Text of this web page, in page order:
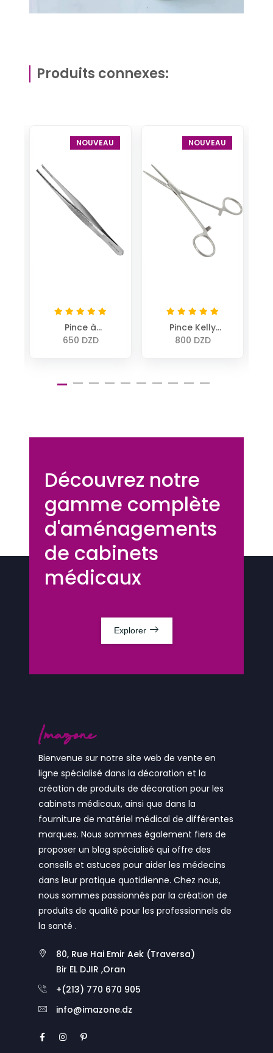
Produits connexes:
NOUVEAU
Pince à
dissection fine
650 DZD
NOUVEAU
Pince Kelly
droite 14cm
800 DZD
Découvrez notre
gamme complète
d'aménagements
de cabinets
médicaux
Explorer
Bienvenue sur notre site web de vente en
ligne spécialisé dans la décoration et la
création de produits de décoration pour les
cabinets médicaux, ainsi que dans la
fourniture de matériel médical de différentes
marques. Nous sommes également fiers de
proposer un blog spécialisé qui offre des
conseils et astuces pour aider les médecins
dans leur pratique quotidienne. Chez nous,
nous sommes passionnés par la création de
produits de qualité pour les professionnels de
la santé .
80, Rue Hai Emir Aek (Traversa)
Bir EL DJIR ,Oran
+(213) 770 670 905
info@imazone.dz